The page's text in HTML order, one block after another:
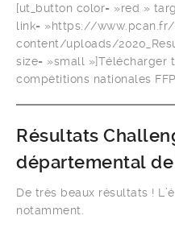
[ut_button color= »red »
link= »https://
content/uploads/
size= »small »]Télécharger
compétitions nationales
Résultats
départemental de
De très beaux résultats !
notamment.